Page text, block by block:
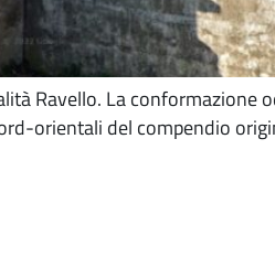
Ravello. La conformazione
orientali del compendio